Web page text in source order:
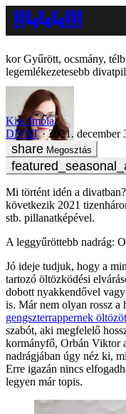
Gyűrött, ocsmány,
legemlékezetesebb
Kiss Imola
DIVAT
2021. december
Megosztás
Mi történt idén a
következik 2021
stb. pillanatképével.
A leggyűröttebb nadrág:
Jó ideje tudjuk, hogy a
tartozó öltözködési
dobott nyakkendővel
is. Már nem olyan rossz a
gengszterrappernek
szabót, aki megfelelő
kormányfő, Orbán Viktor
nadrágjában úgy néz ki,
Erre igazán nincs
legyen már topis.